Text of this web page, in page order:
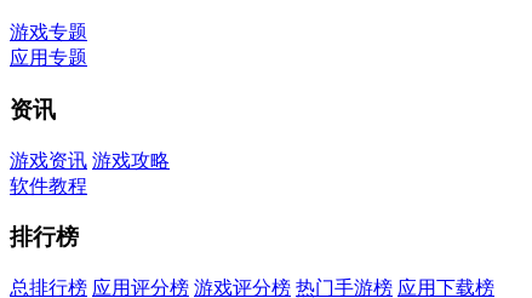
游戏专题
应用专题
资讯
游戏资讯 游戏攻略
软件教程
排行榜
总排行榜 应用评分榜 游戏评分榜 热门手游榜 应用下载榜